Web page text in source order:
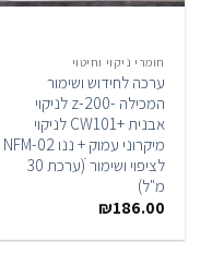
חומרי ניקוי וחיטוי
ערכה לחידוש ושימור
המכילה -z-200 לניקוי
אבנית +CW101 לניקוי
מיקרוני עמוק + ננו NFM-02
לציפוי ושימור ׁ(ערכת 30
מ"ל)
₪186.00